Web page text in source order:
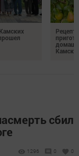
сбил
1296 0 0